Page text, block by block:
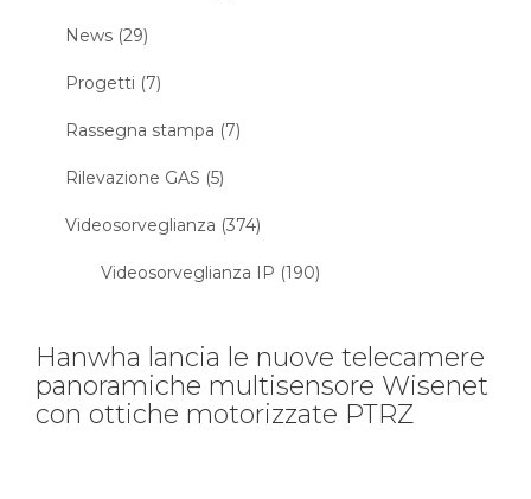
News (29)
Progetti (7)
Rassegna stampa (7)
Rilevazione GAS (5)
Videosorveglianza (374)
Videosorveglianza IP (190)
Hanwha lancia le nuove telecamere
panoramiche multisensore Wisenet
con ottiche motorizzate PTRZ